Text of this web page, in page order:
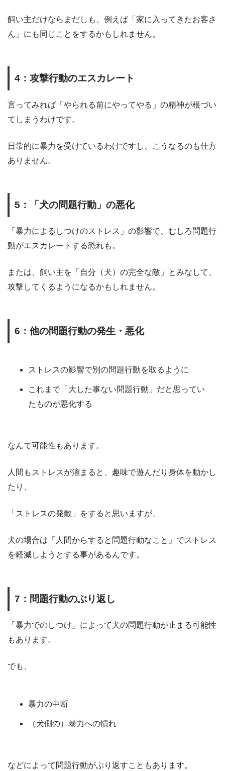
飼い主だけならまだしも、例えば「家に入ってきたお客さ
ん」にも同じことをするかもしれません。
4 ：攻撃行動のエスカレート
言ってみれば「やられる前にやってやる」の精神が根づい
てしまうわけです。
日常的に暴力を受けているわけですし、こうなるのも仕方
ありません。
5 ：「犬の問題行動」の悪化
「暴力によるしつけのストレス」の影響で、むしろ問題行
動がエスカレートする恐れも。
または、飼い主を「自分（犬）の完全な敵」とみなして、
攻撃してくるようになるかもしれません。
6 ：他の問題行動の発生・悪化
ストレスの影響で別の問題行動を取るように
これまで「大した事ない問題行動」だと思ってい
たものが悪化する
なんて可能性もあります。
人間もストレスが溜まると、趣味で遊んだり身体を動かし
たり、
「ストレスの発散」をすると思いますが、
犬の場合は「人間からすると問題行動なこと」でストレス
を軽減しようとする事があるんです。
7 ：問題行動のぶり返し
「暴力でのしつけ」によって犬の問題行動が止まる可能性
もあります。
でも、
暴力の中断
（犬側の）暴力への慣れ
などによって問題行動がぶり返すこともあります。